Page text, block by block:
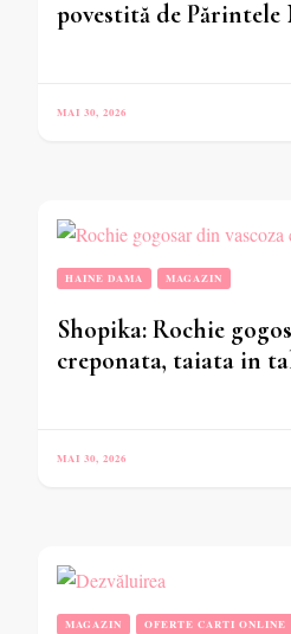
povestită de Părintele
MAI 30, 2026
HAINE DAMA MAGAZIN
Shopika: Rochie
creponata, taiata in
MAI 30, 2026
MAGAZIN OFERTE CARTI ONLINE